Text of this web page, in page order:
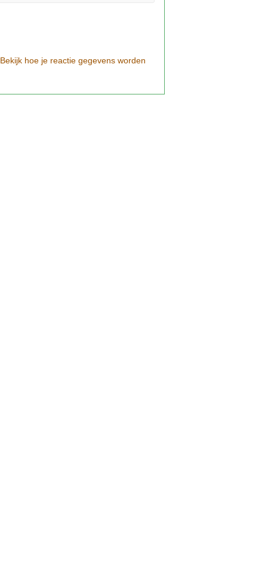
Bekijk hoe je reactie gegevens worden